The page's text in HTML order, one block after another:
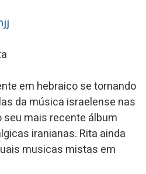
em hebraico se tornando
da música israelense nas
mais recente álbum
iranianas. Rita ainda
musicas mistas em